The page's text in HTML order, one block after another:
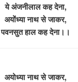
ये अंजनीलाल कह देना,
अयोंध्या नाथ से जाकर,
पवनसुत हाल कह देना।।
अयोध्या नाथ से जाकर,